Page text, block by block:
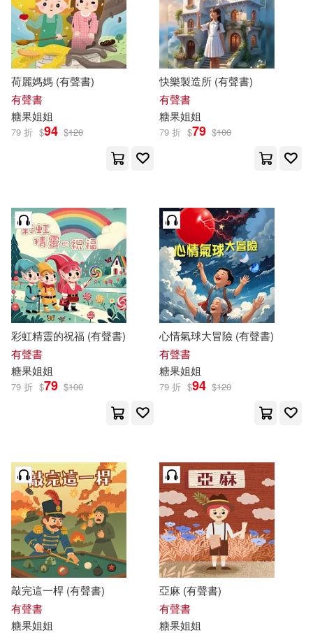
價格
範圍
荷麗媽媽 (有聲書)
有聲書
糖果姐姐
79 折 $94 $120
快樂製造所 (有聲書)
有聲書
糖果姐姐
79 折 $79 $100
彩虹精靈的祝福 (有聲書)
有聲書
糖果姐姐
79 折 $79 $100
心情氣球大冒險 (有聲書)
有聲書
糖果姐姐
79 折 $94 $120
敲完這一桿 (有聲書)
有聲書
糖果姐姐
亞麻 (有聲書)
有聲書
糖果姐姐